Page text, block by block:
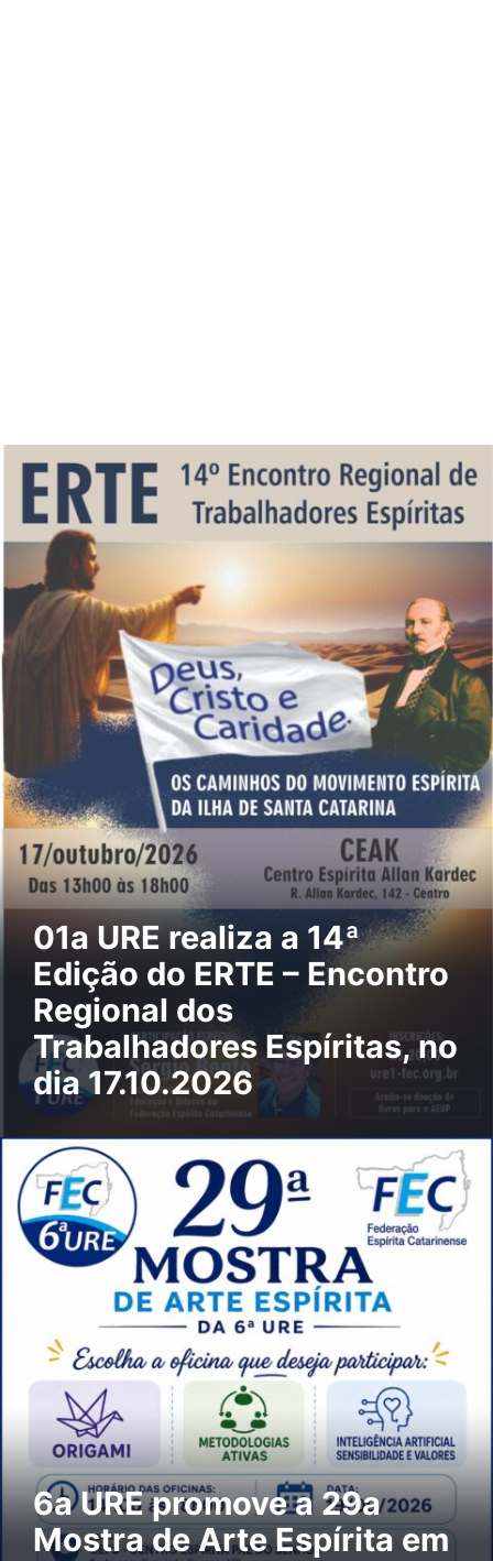
01a URE realiza a 14ª
Edição do ERTE – Encontro
Regional dos
Trabalhadores Espíritas, no
dia 17.10.2026
6a URE promove a 29a
Mostra de Arte Espírita em